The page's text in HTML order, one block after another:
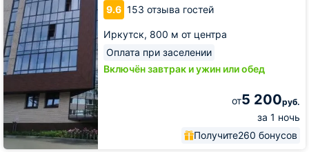
9.6 153 отзыва гостей
Иркутск, 800 м от центра
Оплата при заселении
Включён завтрак и ужин или обед
от5 200руб.
за 1 ночь
Получите260 бонусов